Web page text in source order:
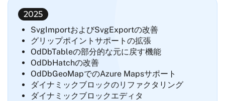
2025
SvgImportおよびSvgExportの改善
グリップポイントサポートの拡張
OdDbTableの部分的な元に戻す機能
OdDbHatchの改善
OdDbGeoMapでのAzure Mapsサポート
ダイナミックブロックのリファクタリング
ダイナミックブロックエディタ